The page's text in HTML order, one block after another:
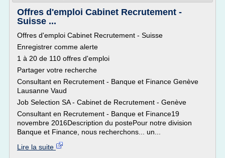
Offres d'emploi Cabinet Recrutement -
Suisse ...
Offres d'emploi Cabinet Recrutement - Suisse
Enregistrer comme alerte
1 à 20 de 110 offres d'emploi
Partager votre recherche
Consultant en Recrutement - Banque et Finance Genève
Lausanne Vaud
Job Selection SA - Cabinet de Recrutement - Genève
Consultant en Recrutement - Banque et Finance19
novembre 2016Description du postePour notre division
Banque et Finance, nous recherchons... un...
Lire la suite